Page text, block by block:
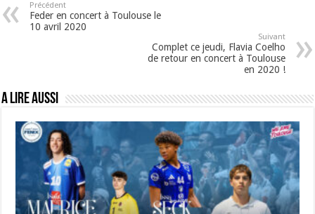
Précédent
Feder en concert à Toulouse le
10 avril 2020
Suivant
Complet ce jeudi, Flavia Coelho
de retour en concert à Toulouse
en 2020 !
A lire aussi